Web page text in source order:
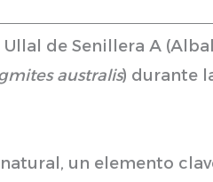
de Senillera A
australis) durante
un elemento